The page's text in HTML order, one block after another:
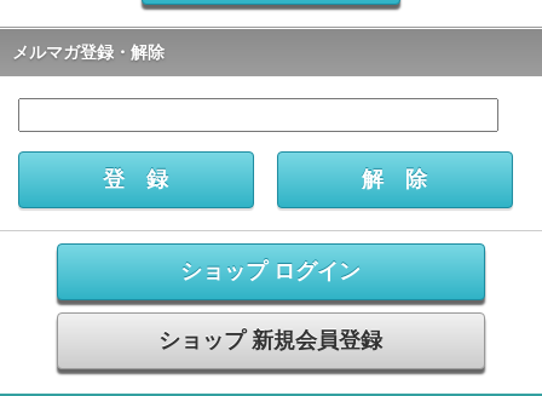
メルマガ登録・解除
ショップ ログイン
ショップ 新規会員登録